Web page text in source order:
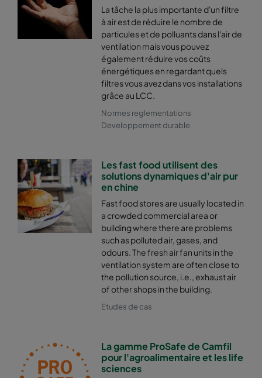
2550 592x287x600-8 ePM2,5 50% M6
2550 287x592x600-4 ePM2,5 50%
2550 592x592x520-8 ePM2,5 50% M6
2550 592x490x520-8 ePM2,5 50%
2550 592x287x520-8 ePM2,5 50% M6
2550 287x592x520-4 ePM2,5 50% M6
2550 592x592x370-8 ePM2,5 50% M6
2550 592x490x370-8 ePM2,5 50% M6
2550 287x592x370-4 ePM2,5 50% M6
La tâche la plus importante d'un filtre
à air est de réduire le nombre de
particules et de polluants dans l'air de
ventilation mais vous pouvez
également réduire vos coûts
énergétiques en regardant quels
filtres vous avez dans vos installations
grâce au LCC.
Normes reglementations
Developpement durable
Les fast food utilisent des
solutions dynamiques d'air pur
en chine
Fast food stores are usually located in
a crowded commercial area or
building where there are problems
such as polluted air, gases, and
odours. The fresh air fan units in the
ventilation system are often close to
the pollution source, i.e., exhaust air
of other shops in the building.
Etudes de cas
La gamme ProSafe de Camfil
pour l'agroalimentaire et les life
sciences